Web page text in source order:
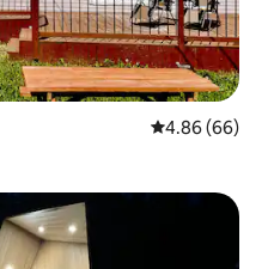
レビュー66件
4.86 (66)